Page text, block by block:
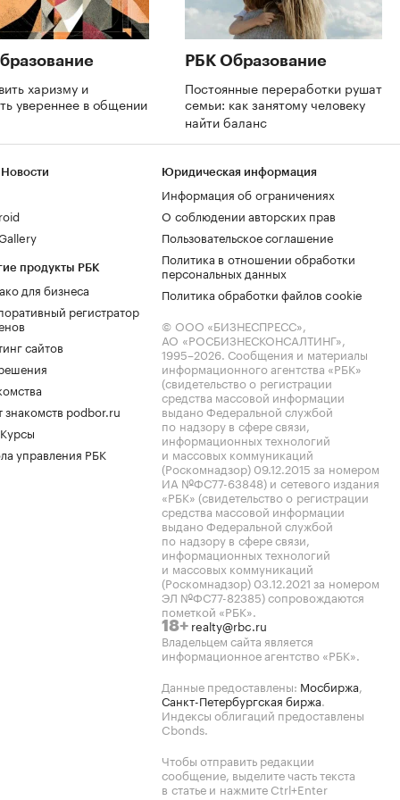
харизму и
увереннее в общении
РБК Образование
Постоянные переработки рушат
семьи: как занятому человеку
найти баланс
продукты РБК
для бизнеса
регистратор
сайтов
знакомств podbor.ru
управления РБК
Юридическая информация
Информация об ограничениях
О соблюдении авторских прав
Пользовательское соглашение
Политика в отношении обработки
персональных данных
Политика обработки файлов cookie
© ООО «БИЗНЕСПРЕСС»,
АО «РОСБИЗНЕСКОНСАЛТИНГ»,
1995–2026. Сообщения и материалы
информационного агентства «РБК»
(свидетельство о регистрации
средства массовой информации
выдано Федеральной службой
по надзору в сфере связи,
информационных технологий
и массовых коммуникаций
(Роскомнадзор) 09.12.2015 за номером
ИА №ФС77-63848) и сетевого издания
«РБК» (свидетельство о регистрации
средства массовой информации
выдано Федеральной службой
по надзору в сфере связи,
информационных технологий
и массовых коммуникаций
(Роскомнадзор) 03.12.2021 за номером
ЭЛ №ФС77-82385) сопровождаются
пометкой «РБК».
18+ realty@rbc.ru
Владельцем сайта является
информационное агентство «РБК».
Данные предоставлены: Мосбиржа,
Санкт-Петербургская биржа.
Индексы облигаций предоставлены
Cbonds.
Чтобы отправить редакции
сообщение, выделите часть текста
в статье и нажмите Ctrl+Enter